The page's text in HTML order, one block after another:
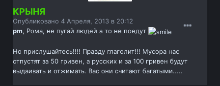
КРЫНЯ
Опубликовано4 Апреля, 2013 в 20:12
pm, Рома, не пугай людей а то не поедут
Но прислушайтесь!!!! Правду глаголит!!! Мусора нас
отпустят за 50 гривен, а русских и за 100 гривен будут
выдаивать и отжимать. Вас они считают багатыми.....